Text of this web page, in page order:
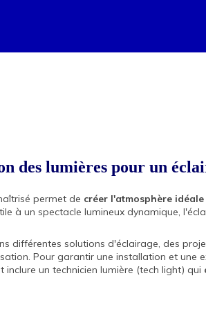
des lumières pour un
permet de créer l'atmosphère
à un spectacle lumineux dynamique,
différentes solutions d'éclairage, des
Pour garantir une installation et une
inclure un technicien lumière (tech light) qui